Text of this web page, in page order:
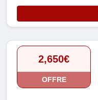
2,650€
OFFRE